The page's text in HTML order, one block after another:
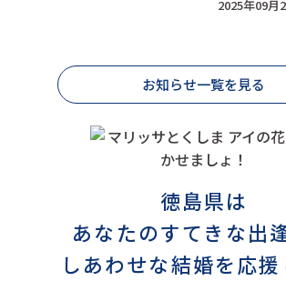
2025年09月
お知らせ一覧を見る
徳島県は
あなたのすてきな出
しあわせな結婚を応援